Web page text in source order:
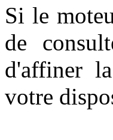
Si le
de
d'affiner
votre